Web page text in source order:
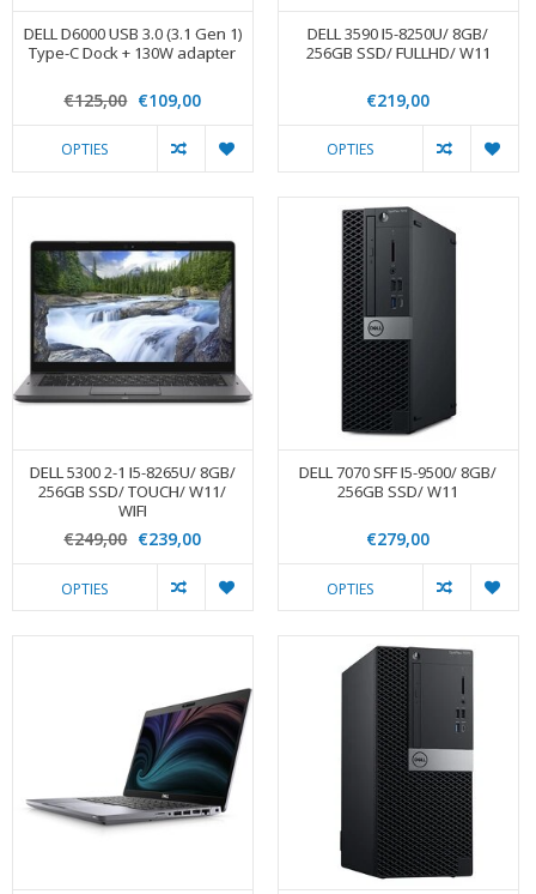
DELL D6000 USB 3.0 (3.1 Gen 1)
Type-C Dock + 130W adapter
€125,00 €109,00
OPTIES
DELL 3590 I5-8250U/ 8GB/
256GB SSD/ FULLHD/ W11
€219,00
OPTIES
DELL 5300 2-1 I5-8265U/ 8GB/
256GB SSD/ TOUCH/ W11/
WIFI
€249,00 €239,00
OPTIES
DELL 7070 SFF I5-9500/ 8GB/
256GB SSD/ W11
€279,00
OPTIES